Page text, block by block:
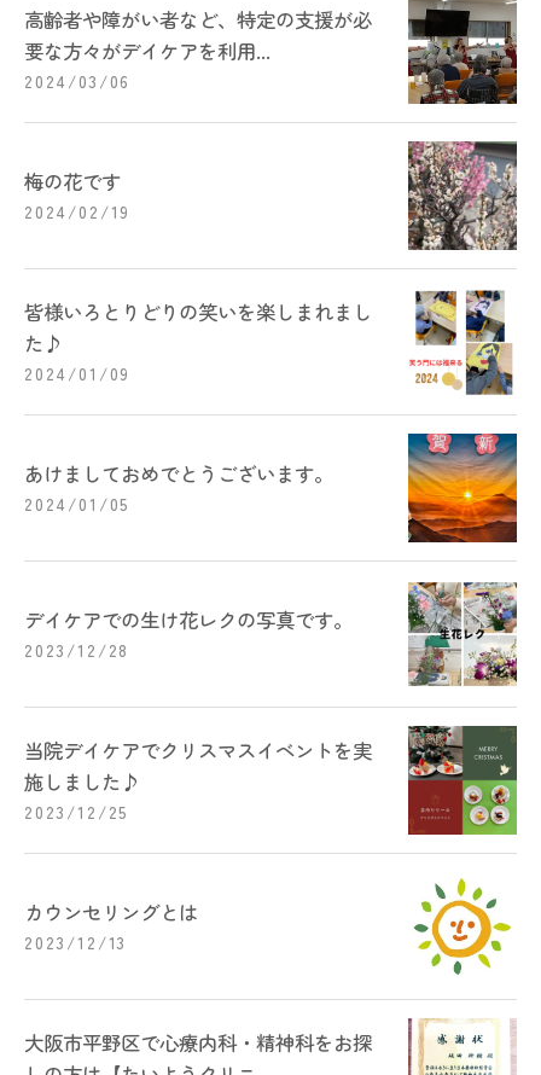
高齢者や障がい者など、特定の支援が必
要な方々がデイケアを利用...
2024/03/06
梅の花です
2024/02/19
皆様いろとりどりの笑いを楽しまれまし
た♪
2024/01/09
あけましておめでとうございます。
2024/01/05
デイケアでの生け花レクの写真です。
2023/12/28
当院デイケアでクリスマスイベントを実
施しました♪
2023/12/25
カウンセリングとは
2023/12/13
大阪市平野区で心療内科・精神科をお探